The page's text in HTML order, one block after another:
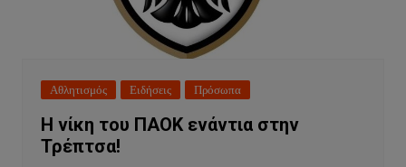
Αθλητισμός Ειδήσεις Πρόσωπα
Η νίκη του ΠΑΟΚ ενάντια στην
Τρέπτσα!